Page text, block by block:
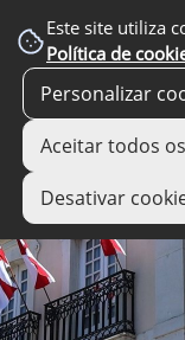
Este site utiliza
Política de
Personalizar
Aceitar todos
Desativar